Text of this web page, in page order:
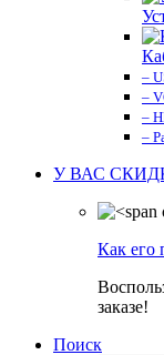
–
–
–
–
У ВАС
Как его
заказе!
Поиск